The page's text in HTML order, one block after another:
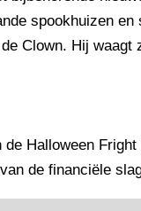
spookhuizen
Clown. Hij
Halloween
de financiële